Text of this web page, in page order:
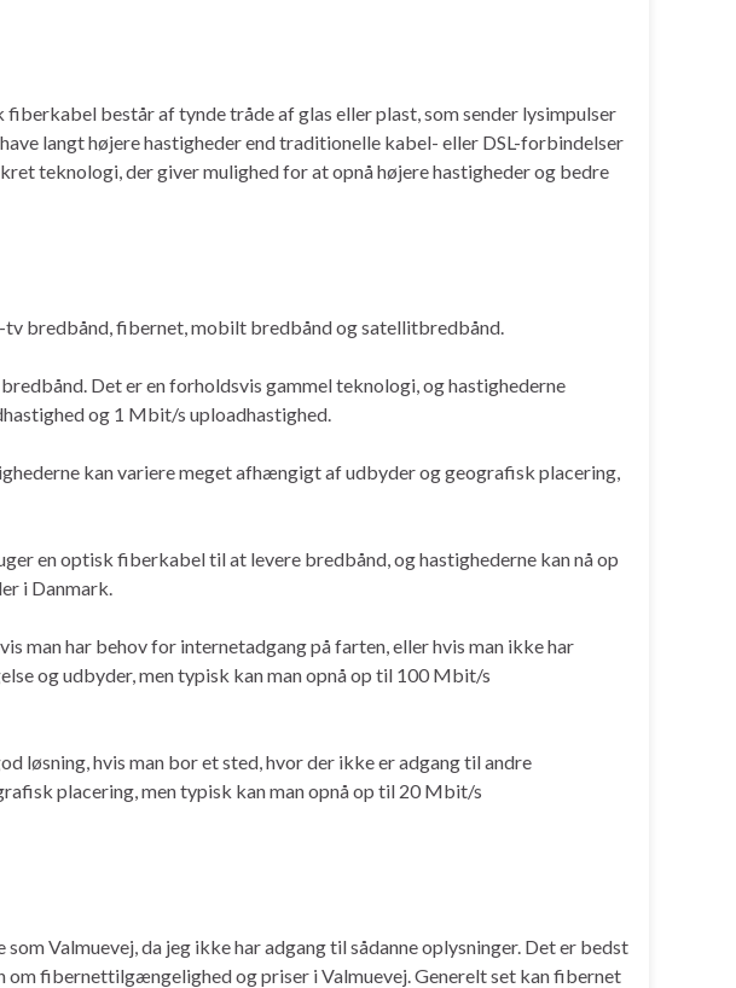
består af tynde tråde af glas eller plast, som sender lysimpulser
langt højere hastigheder end traditionelle kabel- eller DSL-forbindelser
teknologi, der giver mulighed for at opnå højere hastigheder og bedre
bredbånd, fibernet, mobilt bredbånd og satellitbredbånd.
Det er en forholdsvis gammel teknologi, og hastighederne
og 1 Mbit/s uploadhastighed.
kan variere meget afhængigt af udbyder og geografisk placering,
en optisk fiberkabel til at levere bredbånd, og hastighederne kan nå op
i Danmark.
har behov for internetadgang på farten, eller hvis man ikke har
og udbyder, men typisk kan man opnå op til 100 Mbit/s
løsning, hvis man bor et sted, hvor der ikke er adgang til andre
placering, men typisk kan man opnå op til 20 Mbit/s
Valmuevej, da jeg ikke har adgang til sådanne oplysninger. Det er bedst
fibernettilgængelighed og priser i Valmuevej. Generelt set kan fibernet